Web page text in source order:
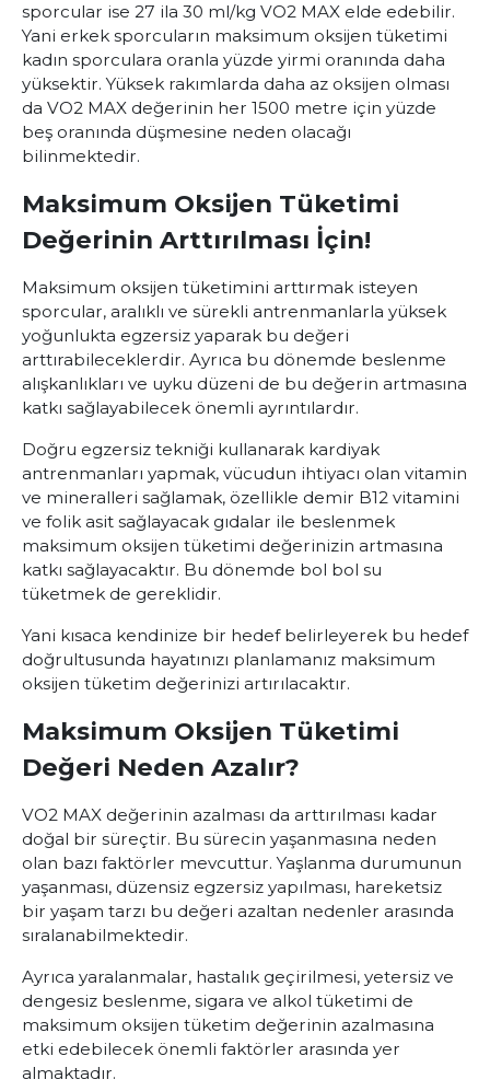
sporcular ise 27 ila 30 ml/kg VO2 MAX elde edebilir.
Yani erkek sporcuların maksimum oksijen tüketimi
kadın sporculara oranla yüzde yirmi oranında daha
yüksektir. Yüksek rakımlarda daha az oksijen olması
da VO2 MAX değerinin her 1500 metre için yüzde
beş oranında düşmesine neden olacağı
bilinmektedir.
Maksimum Oksijen Tüketimi
Değerinin Arttırılması İçin!
Maksimum oksijen tüketimini arttırmak isteyen
sporcular, aralıklı ve sürekli antrenmanlarla yüksek
yoğunlukta egzersiz yaparak bu değeri
arttırabileceklerdir. Ayrıca bu dönemde beslenme
alışkanlıkları ve uyku düzeni de bu değerin artmasına
katkı sağlayabilecek önemli ayrıntılardır.
Doğru egzersiz tekniği kullanarak kardiyak
antrenmanları yapmak, vücudun ihtiyacı olan vitamin
ve mineralleri sağlamak, özellikle demir B12 vitamini
ve folik asit sağlayacak gıdalar ile beslenmek
maksimum oksijen tüketimi değerinizin artmasına
katkı sağlayacaktır. Bu dönemde bol bol su
tüketmek de gereklidir.
Yani kısaca kendinize bir hedef belirleyerek bu hedef
doğrultusunda hayatınızı planlamanız maksimum
oksijen tüketim değerinizi artırılacaktır.
Maksimum Oksijen Tüketimi
Değeri Neden Azalır?
VO2 MAX değerinin azalması da arttırılması kadar
doğal bir süreçtir. Bu sürecin yaşanmasına neden
olan bazı faktörler mevcuttur. Yaşlanma durumunun
yaşanması, düzensiz egzersiz yapılması, hareketsiz
bir yaşam tarzı bu değeri azaltan nedenler arasında
sıralanabilmektedir.
Ayrıca yaralanmalar, hastalık geçirilmesi, yetersiz ve
dengesiz beslenme, sigara ve alkol tüketimi de
maksimum oksijen tüketim değerinin azalmasına
etki edebilecek önemli faktörler arasında yer
almaktadır.